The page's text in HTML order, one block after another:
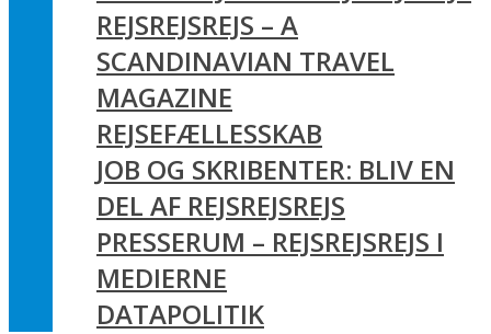
REJSREJSREJS – A
SCANDINAVIAN TRAVEL
MAGAZINE
REJSEFÆLLESSKAB
JOB OG SKRIBENTER: BLIV EN
DEL AF REJSREJSREJS
PRESSERUM – REJSREJSREJS I
MEDIERNE
DATAPOLITIK